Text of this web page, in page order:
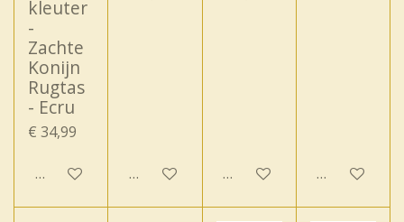
kleuter
-
Zachte
Konijn
Rugtas
- Ecru
€ 34,99
In winkelwagenIn winkelwagenIn winkelwagen
In